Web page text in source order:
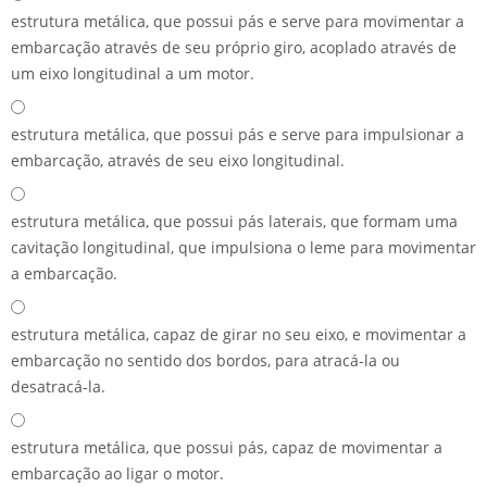
estrutura metálica, que possui pás e serve para movimentar a
embarcação através de seu próprio giro, acoplado através de
um eixo longitudinal a um motor.
estrutura metálica, que possui pás e serve para impulsionar a
embarcação, através de seu eixo longitudinal.
estrutura metálica, que possui pás laterais, que formam uma
cavitação longitudinal, que impulsiona o leme para movimentar
a embarcação.
estrutura metálica, capaz de girar no seu eixo, e movimentar a
embarcação no sentido dos bordos, para atracá-la ou
desatracá-la.
estrutura metálica, que possui pás, capaz de movimentar a
embarcação ao ligar o motor.